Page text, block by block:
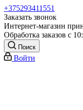
+375293411551
Заказать звонок
Интернет-магазин
Обработка заказов с
Поиск
Войти